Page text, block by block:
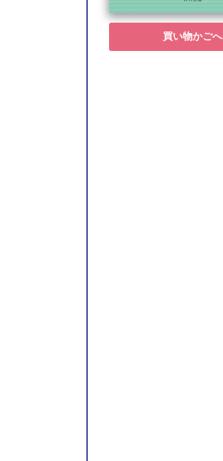
買い物かごへ